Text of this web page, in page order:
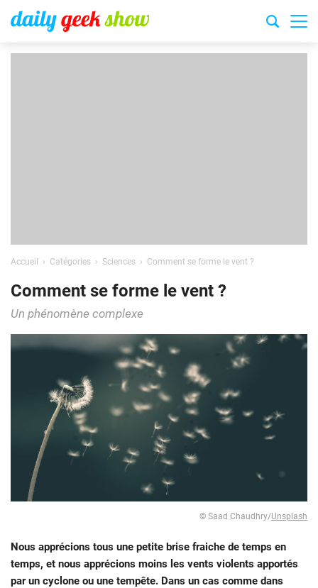
Accueil Catégories Sciences Comment se forme le vent ?
Comment se forme le vent ?
Un phénomène complexe
© Saad Chaudhry/Unsplash
Nous apprécions tous une petite brise fraiche de temps en
temps, et nous apprécions moins les vents violents apportés
par un cyclone ou une tempête. Dans un cas comme dans